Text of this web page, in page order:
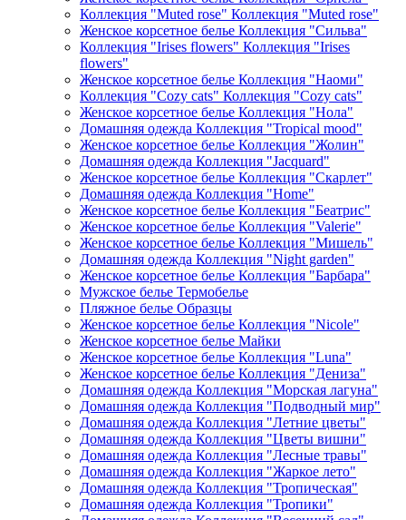
Коллекция "Muted rose" Коллекция "Muted rose"
Женское корсетное белье Коллекция "Сильва"
Коллекция "Irises flowers" Коллекция "Irises
flowers"
Женское корсетное белье Коллекция "Наоми"
Коллекция "Cozy cats" Коллекция "Cozy cats"
Женское корсетное белье Коллекция "Нола"
Домашняя одежда Коллекция "Tropical mood"
Женское корсетное белье Коллекция "Жолин"
Домашняя одежда Коллекция "Jacquard"
Женское корсетное белье Коллекция "Скарлет"
Домашняя одежда Коллекция "Home"
Женское корсетное белье Коллекция "Беатрис"
Женское корсетное белье Коллекция "Valerie"
Женское корсетное белье Коллекция "Мишель"
Домашняя одежда Коллекция "Night garden"
Женское корсетное белье Коллекция "Барбара"
Мужское белье Термобелье
Пляжное белье Образцы
Женское корсетное белье Коллекция "Nicole"
Женское корсетное белье Майки
Женское корсетное белье Коллекция "Luna"
Женское корсетное белье Коллекция "Дениза"
Домашняя одежда Коллекция "Морская лагуна"
Домашняя одежда Коллекция "Подводный мир"
Домашняя одежда Коллекция "Летние цветы"
Домашняя одежда Коллекция "Цветы вишни"
Домашняя одежда Коллекция "Лесные травы"
Домашняя одежда Коллекция "Жаркое лето"
Домашняя одежда Коллекция "Тропическая"
Домашняя одежда Коллекция "Тропики"